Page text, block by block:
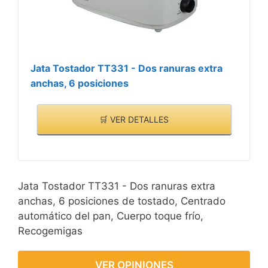
Jata Tostador TT331 - Dos ranuras extra
anchas, 6 posiciones
🛒 VER DETALLES
Jata Tostador TT331 - Dos ranuras extra
anchas, 6 posiciones de tostado, Centrado
automático del pan, Cuerpo toque frío,
Recogemigas
VER OPINIONES